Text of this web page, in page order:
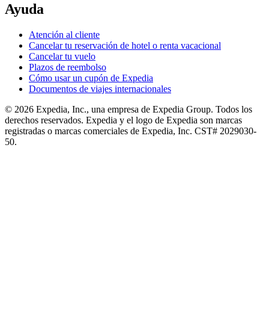
Ayuda
Atención al cliente
Cancelar tu reservación de hotel o renta vacacional
Cancelar tu vuelo
Plazos de reembolso
Cómo usar un cupón de Expedia
Documentos de viajes internacionales
© 2026 Expedia, Inc., una empresa de Expedia Group. Todos los
derechos reservados. Expedia y el logo de Expedia son marcas
registradas o marcas comerciales de Expedia, Inc. CST# 2029030-
50.